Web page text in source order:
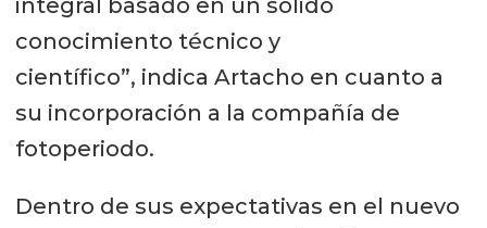
integral basado en un sólido
conocimiento técnico y
científico”, indica Artacho en cuanto a
su incorporación a la compañía de
fotoperiodo.
Dentro de sus expectativas en el nuevo